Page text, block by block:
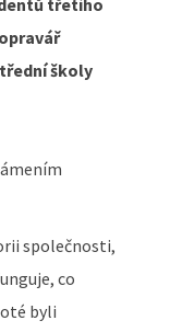
třetího
školy
společnosti,
co
byli